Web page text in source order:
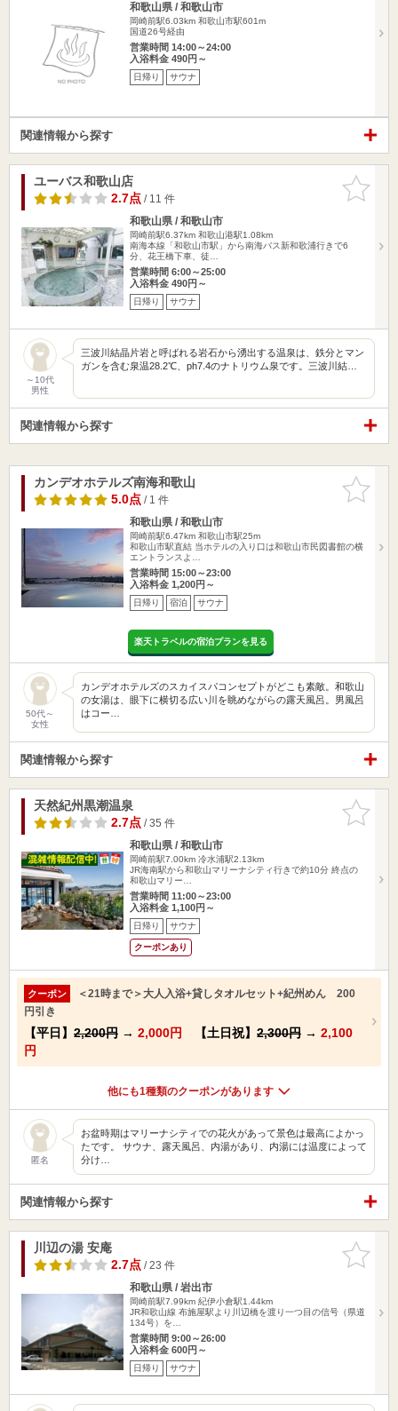
和歌山県 / 和歌山市
岡崎前駅6.03km 和歌山市駅601m
国道26号経由
営業時間 14:00～24:00
入浴料金 490円～
日帰り サウナ
関連情報から探す
お気に入
りに追加
ユーバス和歌山店
2.7点/ 11 件
和歌山県 / 和歌山市
岡崎前駅6.37km 和歌山港駅1.08km
南海本線「和歌山市駅」から南海バス新和歌浦行きで6
分、花王橋下車、徒…
営業時間 6:00～25:00
入浴料金 490円～
日帰り サウナ
～10代
男性
三波川結晶片岩と呼ばれる岩石から湧出する温泉は、鉄分とマン
ガンを含む泉温28.2℃、ph7.4のナトリウム泉です。三波川結…
関連情報から探す
お気に入
りに追加
カンデオホテルズ南海和歌山
5.0点/ 1 件
和歌山県 / 和歌山市
岡崎前駅6.47km 和歌山市駅25m
和歌山市駅直結 当ホテルの入り口は和歌山市民図書館の横
エントランスよ…
営業時間 15:00～23:00
入浴料金 1,200円～
日帰り 宿泊 サウナ
楽天トラベルの宿泊プランを見る
50代～
女性
カンデオホテルズのスカイスパコンセプトがどこも素敵。和歌山
の女湯は、眼下に横切る広い川を眺めながらの露天風呂。男風呂
はコー…
関連情報から探す
お気に入
りに追加
天然紀州黒潮温泉
2.7点/ 35 件
和歌山県 / 和歌山市
岡崎前駅7.00km 冷水浦駅2.13km
JR海南駅から和歌山マリーナシティ行きで約10分 終点の
和歌山マリー…
営業時間 11:00～23:00
入浴料金 1,100円～
日帰り サウナ
クーポンあり
クーポン
＜21時まで＞大人入浴+貸しタオルセット+紀州めん 200
円引き
【平日】 2,200円 → 2,000円 【土日祝】 2,300円 → 2,100
円
他にも1種類のクーポンがあります
匿名
お盆時期はマリーナシティでの花火があって景色は最高によかっ
たです。 サウナ、露天風呂、内湯があり、内湯には温度によって
分け…
関連情報から探す
お気に入
りに追加
川辺の湯 安庵
2.7点/ 23 件
和歌山県 / 岩出市
岡崎前駅7.99km 紀伊小倉駅1.44km
JR和歌山線 布施屋駅より川辺橋を渡り一つ目の信号（県道
134号）を…
営業時間 9:00～26:00
入浴料金 600円～
日帰り サウナ